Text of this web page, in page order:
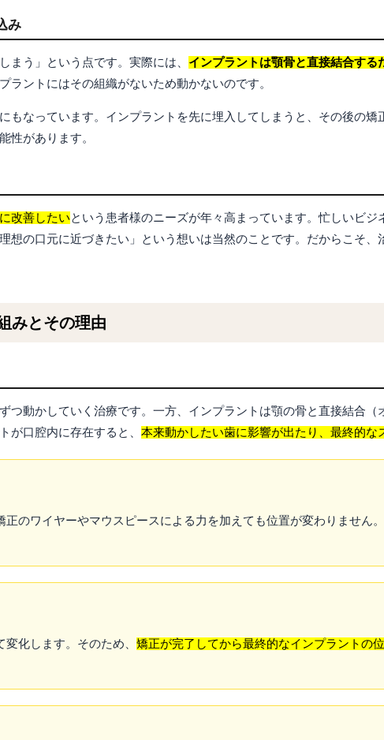
み
まう」という点です。実際には、 インプラントは顎骨と直接結合する
ントにはその組織がないため動かないのです。
なっています。インプラントを先に埋入してしまうと、その後の
性があります。
改善したいという患者様のニーズが年々高まっています。忙しいビ
想の口元に近づきたい」という想いは当然のことです。だからこそ
みとその理由
動かしていく治療です。一方、インプラントは顎の骨と直接結合
が口腔内に存在すると、 本来動かしたい歯に影響が出たり、最終的な
のワイヤーやマウスピースによる力を加えても位置が変わりません
化します。そのため、 矯正が完了してから最終的なインプラントの